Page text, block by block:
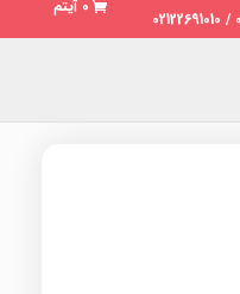
0 آیتم